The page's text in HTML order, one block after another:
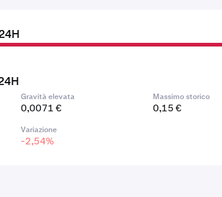
Gravità elevata
0,0071 €
Massimo storico
0,15 €
Variazione
-2,54%